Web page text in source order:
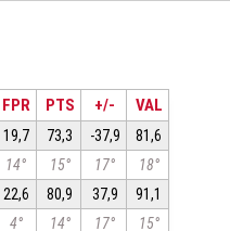
FPR PTS +/- VAL
19,7 73,3 -37,9
81,6
14° 15° 17°
18°
22,6 80,9 37,9
91,1
4° 14° 17° 15°